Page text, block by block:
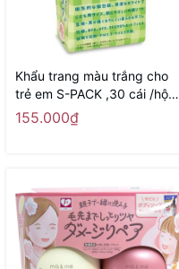
Khẩu trang màu trắng cho
trẻ em S-PACK ,30 cái /hộp -
Hàng Nhật nội địa
155.000₫